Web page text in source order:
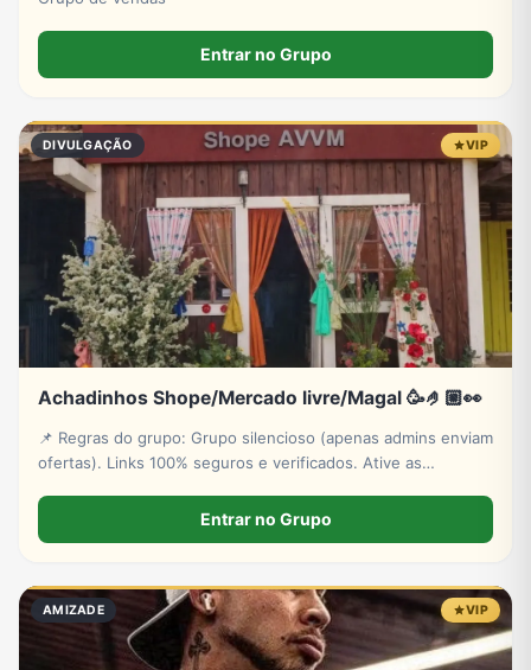
Entrar no Grupo
DIVULGAÇÃO VIP
Achadinhos Shope/Mercado livre/Magal 🥳🤌🏼👀
📌 Regras do grupo: ​​Grupo silencioso (apenas admins enviam
ofertas). ​Links 100% seguros e verificados. ​Ative as
​👉 Aproveite e convide os amigos para economizar também
Entrar no Grupo
AMIZADE VIP